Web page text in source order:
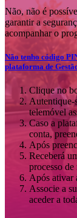
Não, não é
garantir a
acompanhar o
Não tenho código
plataforma de
Clique no
Autentique-
telemóvel
Caso a
conta,
Após
Receberá
processo de
Após ativar
Associe a
aceder a